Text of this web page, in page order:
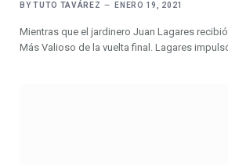
BY TUTO TAVÁREZ ENERO 19, 2021
Mientras que el jardinero Juan Lagares
Más Valioso de la vuelta final. Lagares